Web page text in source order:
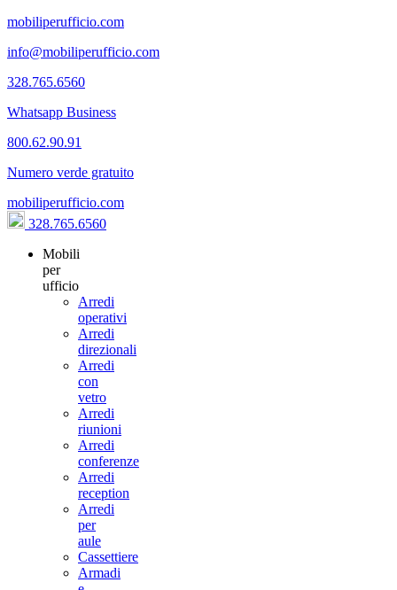
mobiliperufficio.com
info@mobiliperufficio.com
328.765.6560
Whatsapp Business
800.62.90.91
Numero verde gratuito
mobiliperufficio.com
328.765.6560
Mobili
per
ufficio
Arredi
operativi
Arredi
direzionali
Arredi
con
vetro
Arredi
riunioni
Arredi
conferenze
Arredi
reception
Arredi
per
aule
Cassettiere
Armadi